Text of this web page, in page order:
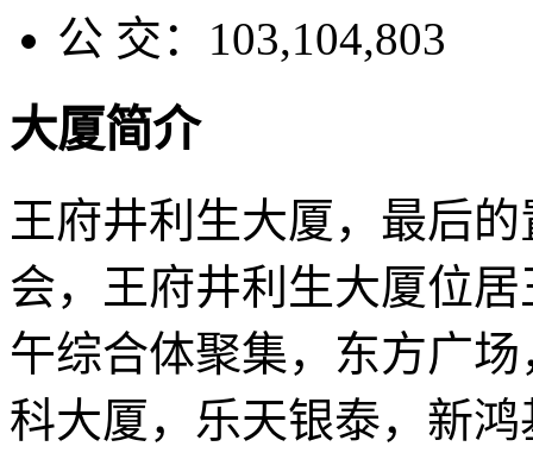
公 交： 103,104,803
大厦简介
王府井利生大厦，最后
会，王府井利生大厦位
午综合体聚集，东方广
科大厦，乐天银泰，新